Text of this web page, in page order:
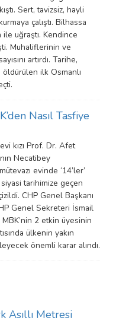
Sert, tavizsiz, hayli
çalıştı. Bilhassa
uğraştı. Kendince
Muhaliflerinin ve
artırdı. Tarihe,
öldürülen ilk Osmanlı
Nasıl Tasfiye
kızı Prof. Dr. Afet
Necatibey
evinde ‘14’ler’
siyasi tarihimize geçen
CHP Genel Başkanı
Genel Sekreteri İsmail
2 etkin üyesinin
ülkenin yakın
önemli karar alındı.
Asıllı Metresi